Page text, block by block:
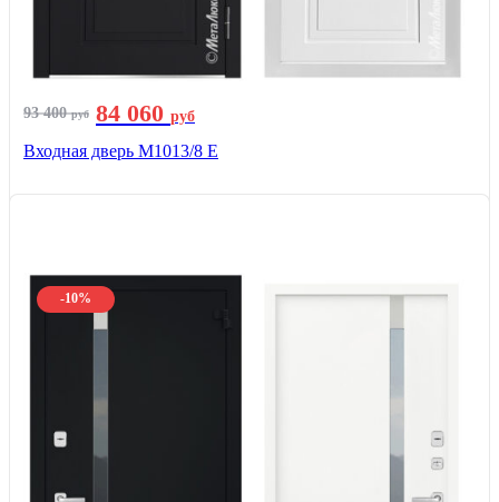
93 400руб 84 060 руб
Входная дверь М1013/8 E
-10%